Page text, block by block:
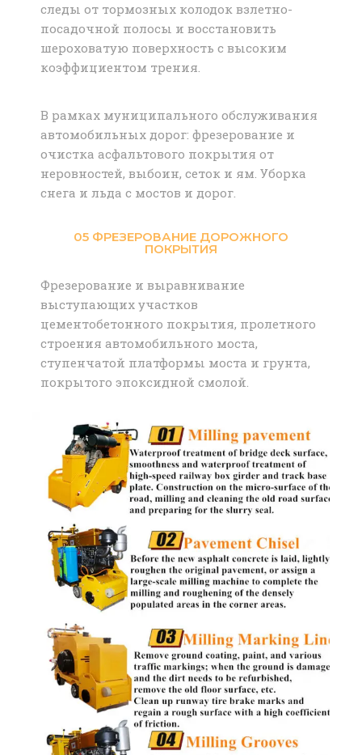
следы от тормозных колодок взлетно-
посадочной полосы и восстановить
шероховатую поверхность с высоким
коэффициентом трения.
В рамках муниципального обслуживания
автомобильных дорог: фрезерование и
очистка асфальтового покрытия от
неровностей, выбоин, сеток и ям. Уборка
снега и льда с мостов и дорог.
05 ФРЕЗЕРОВАНИЕ ДОРОЖНОГО
ПОКРЫТИЯ
Фрезерование и выравнивание
выступающих участков
цементобетонного покрытия, пролетного
строения автомобильного моста,
ступенчатой ​​платформы моста и грунта,
покрытого эпоксидной смолой.